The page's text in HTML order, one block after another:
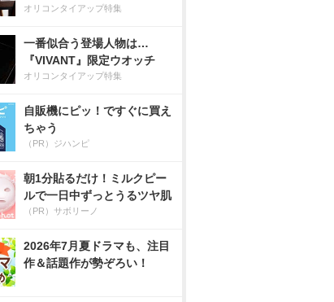
オリコンタイアップ特集
一番似合う登場人物は…
『VIVANT』限定ウオッチ
オリコンタイアップ特集
自販機にピッ！ですぐに買え
ちゃう
（PR）ジハンピ
朝1分貼るだけ！ミルクピー
ルで一日中ずっとうるツヤ肌
（PR）サボリーノ
2026年7月夏ドラマも、注目
作＆話題作が勢ぞろい！